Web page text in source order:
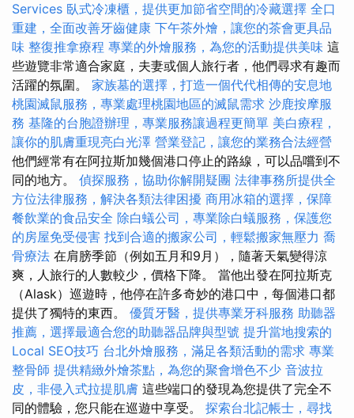
Services 臥式冷凍櫃，提供更加節省空間的冷藏選擇 全口
重建，全面改善牙齒健康 下午茶外燴，讓您的茶會更具品
味 整復推拿療程 專業的外燴服務，為您的活動提供美味 這
些遊覽非常適合家庭，夫妻或個人旅行者，他們尋求有趣而
活躍的氛圍。 家族墓的選擇，打造一個代代相傳的安息地
桃園滅鼠服務，專業處理桃園地區的滅鼠需求 沙鹿按摩服
務 基隆的台胞證辦理，專業服務讓過程更簡單 美白療程，
讓你的肌膚重現亮白光澤 營業登記，讓您的業務合法經營
他們經常有在阿拉斯加幾個港口停止的路線，可以品嚐到不
同的地方。 偵探服務，協助你解開疑團 法律事務所提供全
方位法律服務，解決各類法律困擾 商用冰箱的選擇，保障
餐飲業的食品安全 除白蟻公司，專業除白蟻服務，保護您
的房屋免受侵害 找到合適的搬家公司，輕鬆搬家無壓力 喬
骨療法 在肩膀季節（例如五月和9月），隨著天氣變得涼
爽，人旅行的人數較少，價格下降。 當他出發在阿拉斯克
（Alask）巡遊時，他停在許多奇妙的港口中，每個港口都
提供了獨特的東西。 優質牙醫，提供專業牙科服務 助聽器
推薦，選擇最適合您的助聽器品牌與型號 提升當地搜索的
Local SEO技巧 台北外燴服務，滿足各類活動的需求 專業
整骨師 提供精緻外燴茶點，為您的聚會增色不少 音波拉
皮，非侵入式拉提肌膚 這些端口的發現為您提供了完全不
同的體驗，您只能在巡遊中享受。 探索台北記帳士，尋找